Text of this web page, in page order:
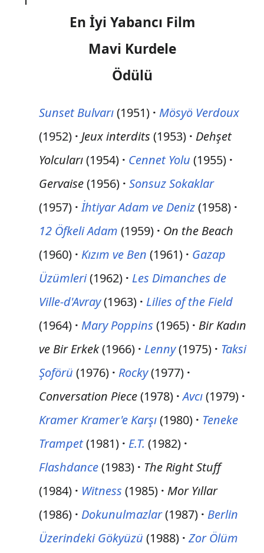
En İyi Yabancı Film
Mavi Kurdele
Ödülü
Sunset Bulvarı(1951)
Mösyö Verdoux
(1952)
Jeux interdits (1953)
Dehşet
Yolcuları(1954) Cennet Yolu (1955)
Gervaise(1956) Sonsuz Sokaklar
(1957) İhtiyar Adam ve Deniz(1958)
12 Öfkeli Adam (1959)
On the Beach
(1960)
Kızım ve Ben (1961)
Gazap
Üzümleri(1962)
Les Dimanches de
Ville-d'Avray(1963)
Lilies of the Field
(1964)
Mary Poppins (1965)
Bir Kadın
ve Bir Erkek(1966) Lenny(1975)
Taksi
Şoförü (1976) Rocky(1977)
Conversation Piece(1978) Avcı(1979)
Kramer Kramer'e Karşı(1980)
Teneke
Trampet(1981) E.T. (1982)
Flashdance(1983)
The Right Stuff
(1984)
Witness (1985)
Mor Yıllar
(1986)
Dokunulmazlar(1987)
Berlin
Üzerindeki Gökyüzü (1988) Zor Ölüm